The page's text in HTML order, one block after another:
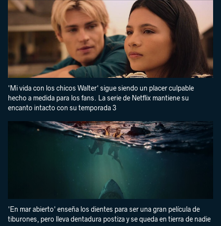
'Mi vida con los chicos Walter' sigue siendo un placer culpable
hecho a medida para los fans. La serie de Netflix mantiene su
encanto intacto con su temporada 3
'En mar abierto' enseña los dientes para ser una gran película de
tiburones, pero lleva dentadura postiza y se queda en tierra de nadie